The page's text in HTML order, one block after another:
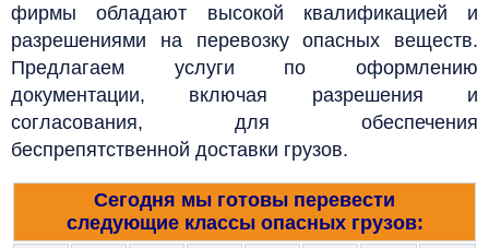
фирмы обладают высокой квалификацией и
разрешениями на перевозку опасных веществ.
Предлагаем услуги по оформлению
документации, включая разрешения и
согласования, для обеспечения
беспрепятственной доставки грузов.
Сегодня мы готовы перевести
следующие классы опасных грузов: